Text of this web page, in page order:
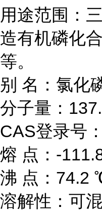
用途范围：
造有机磷化
等。
别 名：氯化
分子量：
CAS登录号
熔 点：-
沸 点：74.2
溶解性：可